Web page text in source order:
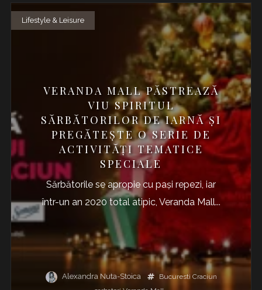
Lifestyle & Leisure
VERANDA MALL PĂSTREAZĂ
VIU SPIRITUL
SĂRBĂTORILOR DE IARNĂ ȘI
PREGĂTEȘTE O SERIE DE
ACTIVITĂȚI TEMATICE
SPECIALE
Sărbătorile se apropie cu pași repezi, iar
într-un an 2020 total atipic, Veranda Mall...
Alexandra Nuta-Stoica Bucuresti Craciun